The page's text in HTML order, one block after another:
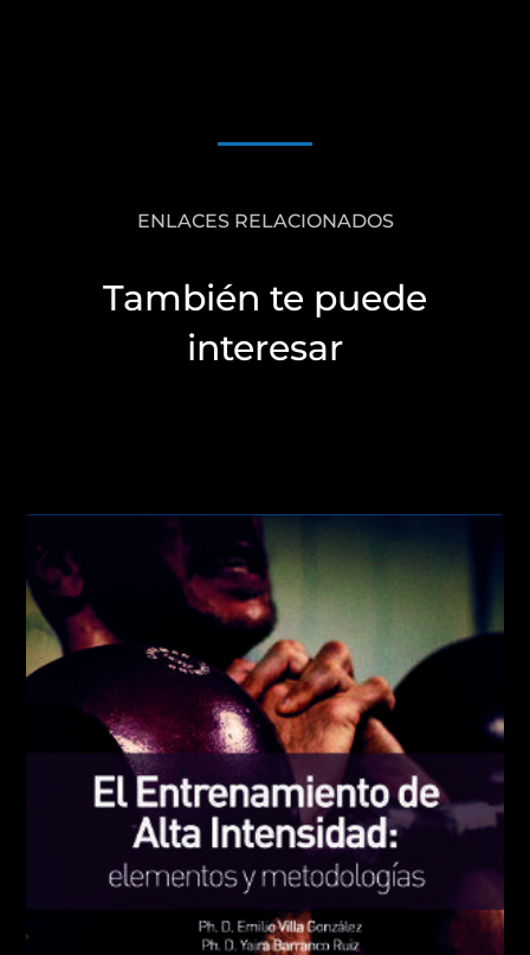
ENLACES RELACIONADOS
También te puede
interesar